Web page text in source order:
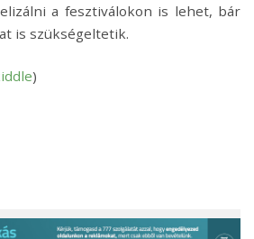
a fesztiválokon is lehet, bár
is szükségeltetik.
)